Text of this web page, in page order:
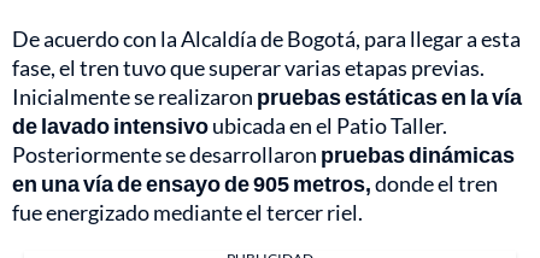
De acuerdo con la Alcaldía de Bogotá, para llegar a esta
fase, el tren tuvo que superar varias etapas previas.
Inicialmente se realizaron pruebas estáticas en la vía
de lavado intensivoubicada en el Patio Taller.
Posteriormente se desarrollaron pruebas dinámicas
en una vía de ensayo de 905 metros,donde el tren
fue energizado mediante el tercer riel.